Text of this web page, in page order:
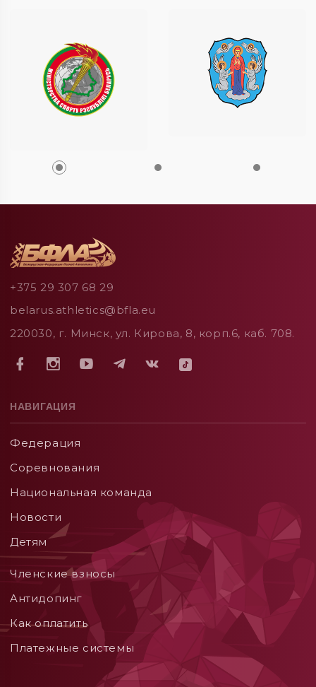
+375 29 307 68 29
belarus.athletics@bfla.eu
220030, г. Минск, ул. Кирова, 8, корп.6, каб. 708.
НАВИГАЦИЯ
Федерация
Соревнования
Национальная команда
Новости
Детям
Членские взносы
Aнтидопинг
Как оплатить
Платежные системы